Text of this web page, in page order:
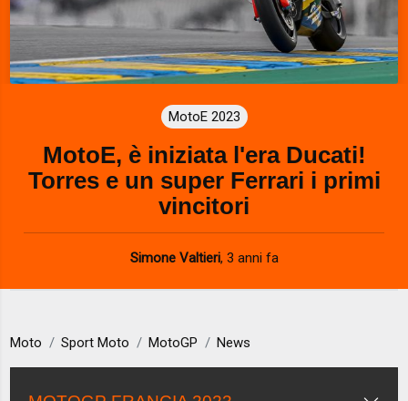
MotoE 2023
MotoE, è iniziata l'era Ducati!
Torres e un super Ferrari i primi
vincitori
Simone Valtieri, 3 anni fa
Moto Sport Moto MotoGP News